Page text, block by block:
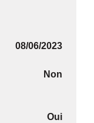
08/06/2023
Non
Oui